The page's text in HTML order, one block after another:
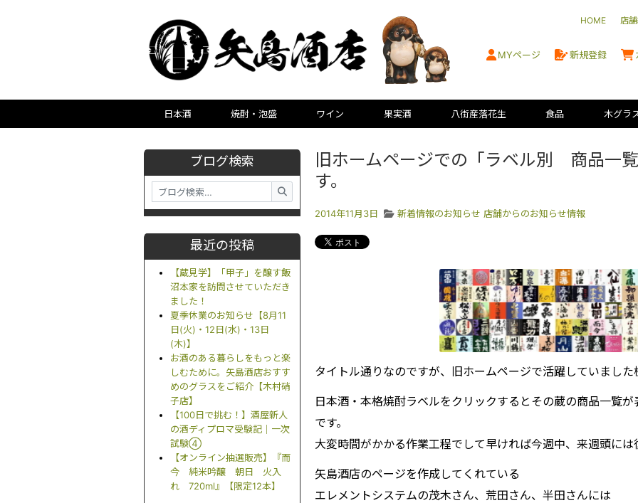
HOME 店
MYページ 新規登録
日本酒 焼酎・泡盛 ワイン 果実酒 八街産落花生 食品 木グラ
ブログ検索
最近の投稿
【蔵見学】「甲子」を醸す飯
沼本家を訪問させていただき
ました！
夏季休業のお知らせ【8月11
日(火)・12日(水)・13日
(木)】
お酒のある暮らしをもっと楽
しむために。矢島酒店おすす
めのグラスをご紹介【木村硝
子店】
【100日で挑む！】酒屋新人
の酒ディプロマ受験記｜一次
試験④
【オンライン抽選販売】『而
今 純米吟醸 朝日 火入
れ 720ml』【限定12本】
旧ホームページでの「ラベル別 商品一
す。
2014年11月3日 新着情報のお知らせ 店舗からのお知らせ情報
タイトル通りなのですが、旧ホームページで活躍していました
日本酒・本格焼酎ラベルをクリックするとその蔵の商品一覧
です。
大変時間がかかる作業工程でして早ければ今週中、来週頭には
矢島酒店のページを作成してくれている
エレメントシステムの茂木さん、荒田さん、半田さんには